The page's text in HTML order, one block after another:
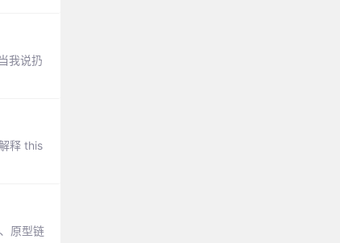
我说扔
释 this
原型链